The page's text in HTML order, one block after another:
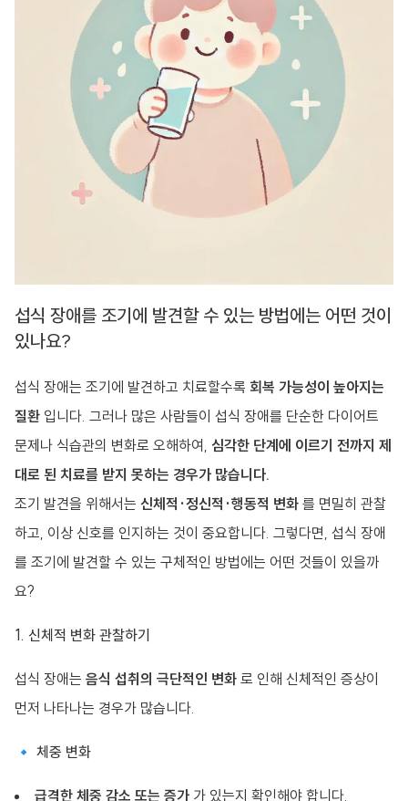
섭식 장애를 조기에 발견할 수 있는 방법에는 어떤 것이
있나요?
섭식 장애는 조기에 발견하고 치료할수록 회복 가능성이 높아지는
질환 입니다. 그러나 많은 사람들이 섭식 장애를 단순한 다이어트
문제나 식습관의 변화로 오해하여, 심각한 단계에 이르기 전까지 제
대로 된 치료를 받지 못하는 경우가 많습니다.
조기 발견을 위해서는 신체적·정신적·행동적 변화 를 면밀히 관찰
하고, 이상 신호를 인지하는 것이 중요합니다. 그렇다면, 섭식 장애
를 조기에 발견할 수 있는 구체적인 방법에는 어떤 것들이 있을까
요?
1. 신체적 변화 관찰하기
섭식 장애는 음식 섭취의 극단적인 변화 로 인해 신체적인 증상이
먼저 나타나는 경우가 많습니다.
🔹 체중 변화
급격한 체중 감소 또는 증가 가 있는지 확인해야 합니다.